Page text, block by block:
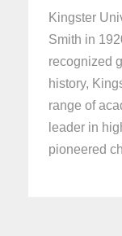
Kingster
Smith in
recognized
history,
range of
leader in
pioneered